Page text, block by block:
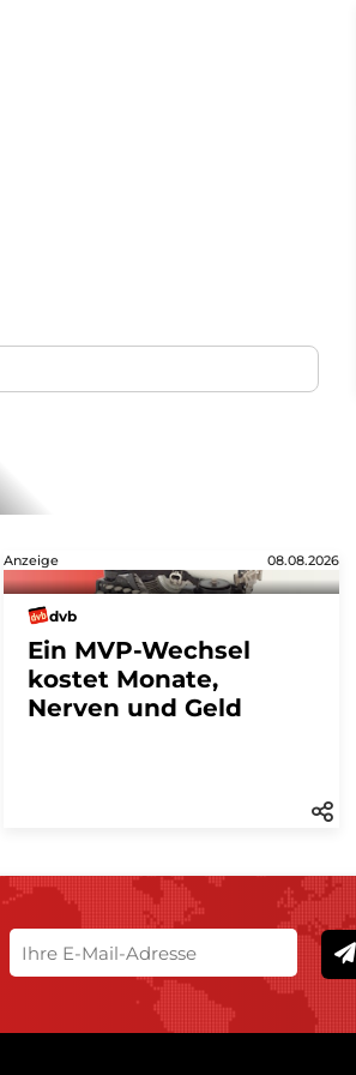
Anzeige 08.08.2026
dvb
Ein MVP-Wechsel
kostet Monate,
Nerven und Geld